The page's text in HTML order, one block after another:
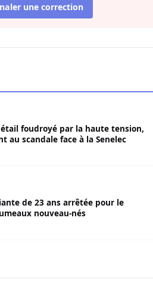
une correction
foudroyé par la haute tension,
au scandale face à la Senelec
de 23 ans arrêtée pour le
nouveau-nés